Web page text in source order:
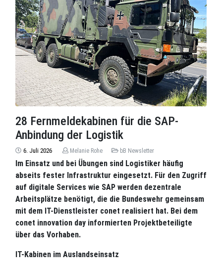
28 Fernmeldekabinen für die SAP-
Anbindung der Logistik
6. Juli 2026 Melanie Rohe bB Newsletter
Im Einsatz und bei Übungen sind Logistiker häufig
abseits fester Infrastruktur eingesetzt. Für den Zugriff
auf digitale Services wie SAP werden dezentrale
Arbeitsplätze benötigt, die die Bundeswehr gemeinsam
mit dem IT-Dienstleister conet realisiert hat. Bei dem
conet innovation day informierten Projektbeteiligte
über das Vorhaben.
IT-Kabinen im Auslandseinsatz